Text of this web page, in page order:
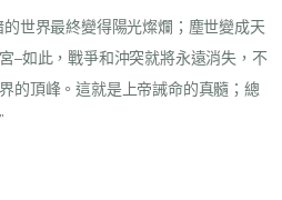
世界最終變得陽光燦爛；塵世變成天
–如此，戰爭和沖突就將永遠消失，不
的頂峰。這就是上帝誡命的真髓；總